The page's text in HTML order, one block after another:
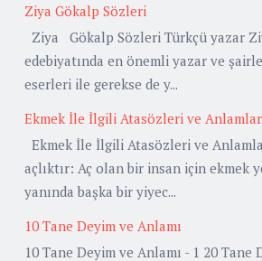
Ziya Gökalp Sözleri
Ziya Gökalp Sözleri Türkçü yazar
edebiyatında en önemli yazar ve
eserleri ile gerekse de y...
Ekmek İle İlgili Atasözleri ve
Ekmek İle İlgili Atasözleri ve
açlıktır: Aç olan bir insan için ekmek
yanında başka bir yiyec...
10 Tane Deyim ve Anlamı
10 Tane Deyim ve Anlamı - 1 20 Tane